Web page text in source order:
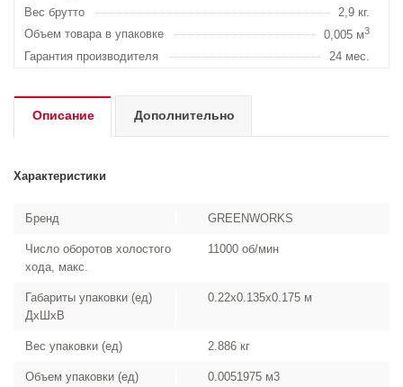
Вес брутто
2,9 кг.
Объем товара в упаковке
0,005 м3
Гарантия производителя 24 мес.
Описание Дополнительно
Характеристики
Бренд GREENWORKS
Число оборотов холостого
хода, макс.
11000 об/мин
Габариты упаковки (ед)
ДхШхВ
0.22x0.135x0.175 м
Вес упаковки (ед) 2.886 кг
Объем упаковки (ед) 0.0051975 м3